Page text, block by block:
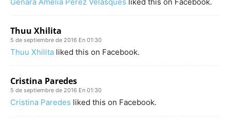
Thuu Xhilita
5 de septiembre de 2016 En 01:30
Thuu Xhilita liked this on Facebook.
Cristina Paredes
5 de septiembre de 2016 En 01:30
Cristina Paredes liked this on Facebook.